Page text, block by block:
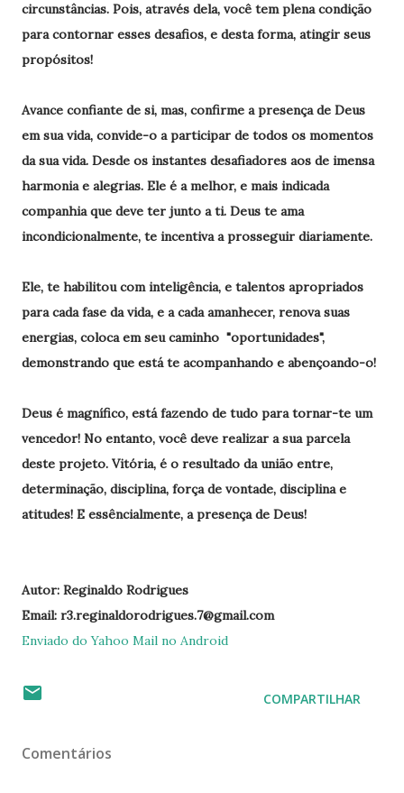
circunstâncias. Pois, através dela, você tem plena condição
para contornar esses desafios, e desta forma, atingir seus
propósitos!
Avance confiante de si, mas, confirme a presença de Deus
em sua vida, convide-o a participar de todos os momentos
da sua vida. Desde os instantes desafiadores aos de imensa
harmonia e alegrias. Ele é a melhor, e mais indicada
companhia que deve ter junto a ti. Deus te ama
incondicionalmente, te incentiva a prosseguir diariamente.
Ele, te habilitou com inteligência, e talentos apropriados
para cada fase da vida, e a cada amanhecer, renova suas
energias, coloca em seu caminho "oportunidades",
demonstrando que está te acompanhando e abençoando-o!
Deus é magnífico, está fazendo de tudo para tornar-te um
vencedor! No entanto, você deve realizar a sua parcela
deste projeto. Vitória, é o resultado da união entre,
determinação, disciplina, força de vontade, disciplina e
atitudes! E essêncialmente, a presença de Deus!
Autor: Reginaldo Rodrigues
Email: r3.reginaldorodrigues.7@gmail.com
Enviado do Yahoo Mail no Android
COMPARTILHAR
Comentários